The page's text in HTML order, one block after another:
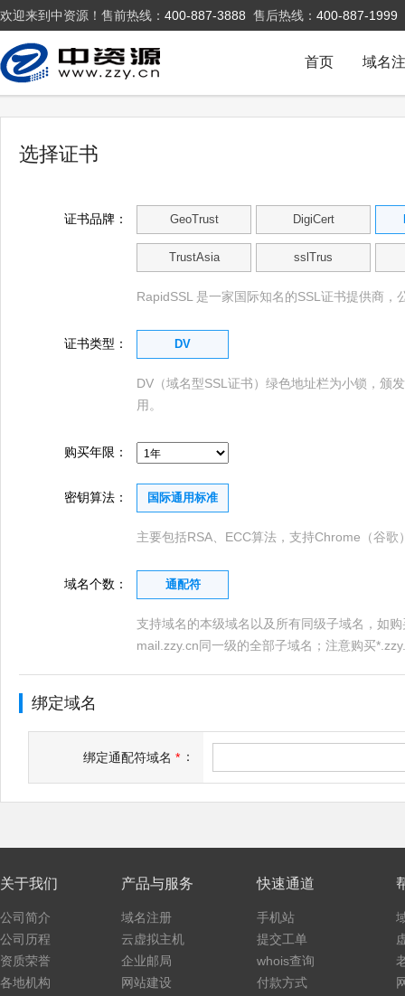
欢迎来到中资源！售前热线： 400-887-3888 售后热线： 400-887-1999
域名
首页
选择证书
证书品牌： GeoTrust DigiCert
TrustAsia sslTrus
RapidSSL 是一家国际知名的SSL证书提供商，
证书类型： DV
DV（域名型SSL证书）绿色地址栏为小锁，颁
用。
购买年限：
密钥算法： 国际通用标准
主要包括RSA、ECC算法，支持Chrome（谷
域名个数： 通配符
支持域名的本级域名以及所有同级子域名，如
mail.zzy.cn同一级的全部子域名；注意购买
绑定域名
绑定通配符域名 * ：
关于我们
公司简介
公司历程
资质荣誉
各地机构
产品与服务
域名注册
云虚拟主机
企业邮局
网站建设
快速通道
手机站
提交工单
whois查询
付款方式